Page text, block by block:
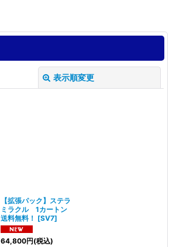
表示順変更
絞り込む
【拡張パック】ステラ
ミラクル 1カートン
送料無料！ [SV7]
64,800円(税込)